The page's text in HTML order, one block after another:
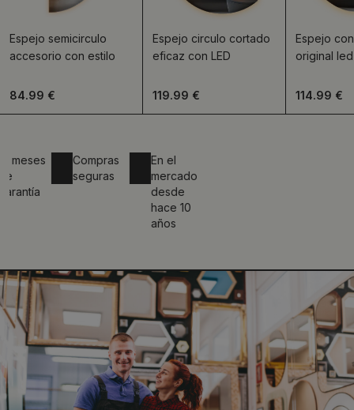
Espejo semicirculo
accesorio con estilo
84.99 €
Espejo circulo cortado
eficaz con LED
119.99 €
Espejo
original
114.99 €
Compras
seguras
En el
mercado
desde
hace 10
años